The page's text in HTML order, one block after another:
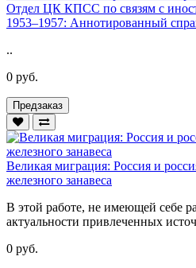
Отдел ЦК КПСС по связям с
1953–1957: Аннотированный
..
0 руб.
Предзаказ
Великая миграция: Россия и
железного занавеса
В этой работе, не имеющей себе
актуальности привлеченных
0 руб.